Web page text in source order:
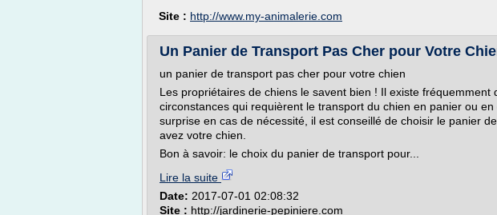
Site : http://www.my-animalerie.com
Un Panier de Transport Pas Cher pour Votre
un panier de transport pas cher pour votre chien
Les propriétaires de chiens le savent bien ! Il existe fréquemment
circonstances qui requièrent le transport du chien en panier ou
surprise en cas de nécessité, il est conseillé de choisir le panier
avez votre chien.
Bon à savoir: le choix du panier de transport pour...
Lire la suite
Date: 2017-07-01 02:08:32
Site : http://jardinerie-pepiniere.com